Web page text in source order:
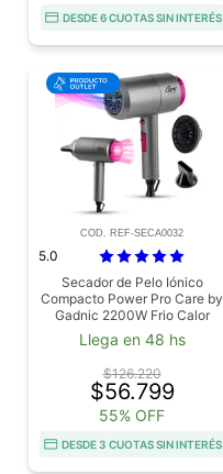
DESDE 6 CUOTAS SIN INTERÉS
COD. REF-SECA0032
5.0
Secador de Pelo Iónico
Compacto Power Pro Care by
Gadnic 2200W Frio Calor
Difusor Antifrizz Outlet
Llega en 48 hs
$126.220
$56.799
55% OFF
DESDE 3 CUOTAS SIN INTERÉS